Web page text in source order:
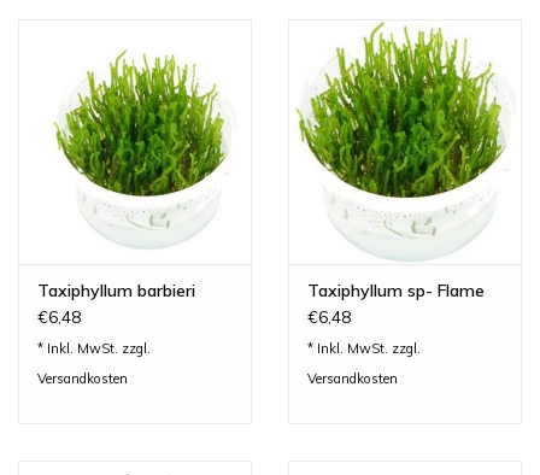
Taxiphyllum barbieri
€6,48
* Inkl. MwSt. zzgl.
Versandkosten
Taxiphyllum sp- Flame
€6,48
* Inkl. MwSt. zzgl.
Versandkosten